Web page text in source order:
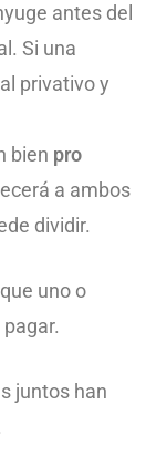
antes del
Si una
privativo y
bien pro
a ambos
dividir.
uno o
juntos han